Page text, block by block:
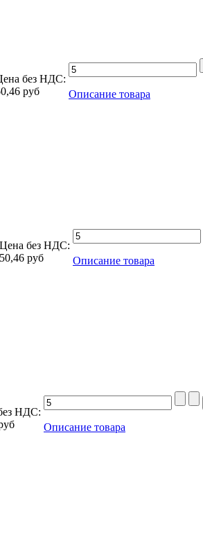
без НДС:
руб Описание товара
Цена без НДС:
50,46 руб Описание товара
НДС:
Описание товара